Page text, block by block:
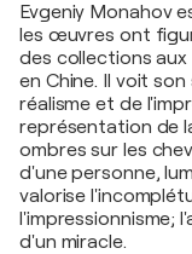
Evgeniy Monahov
les œuvres ont
des collections aux
en Chine. Il voit
réalisme et de
représentation de
ombres sur les
d'une personne,
valorise
l'impressionnisme;
d'un miracle.